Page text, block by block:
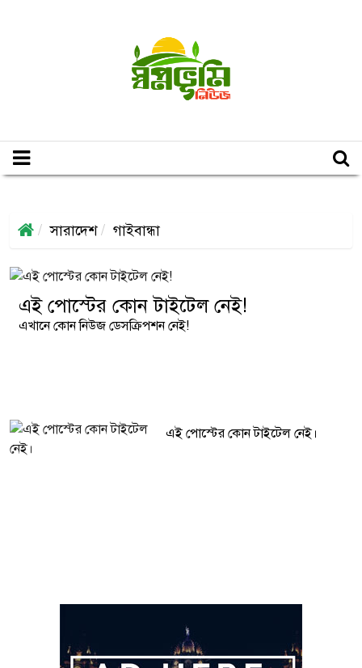
সারাদেশ গাইবান্ধা
এই পোস্টের কোন টাইটেল নেই!
এখানে কোন নিউজ ডেসক্রিপশন নেই!
এই পোস্টের কোন টাইটেল নেই।